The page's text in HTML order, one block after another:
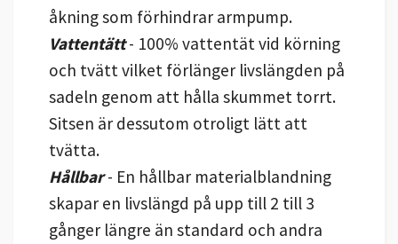
åkning som förhindrar armpump.
Vattentätt - 100% vattentät vid körning
och tvätt vilket förlänger livslängden på
sadeln genom att hålla skummet torrt.
Sitsen är dessutom otroligt lätt att
tvätta.
Hållbar - En hållbar materialblandning
skapar en livslängd på upp till 2 till 3
gånger längre än standard och andra